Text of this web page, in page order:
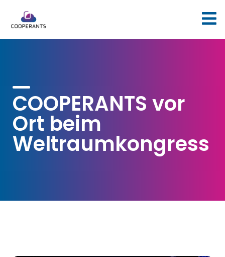
COOPERANTS vor
Ort beim
Weltraumkongress